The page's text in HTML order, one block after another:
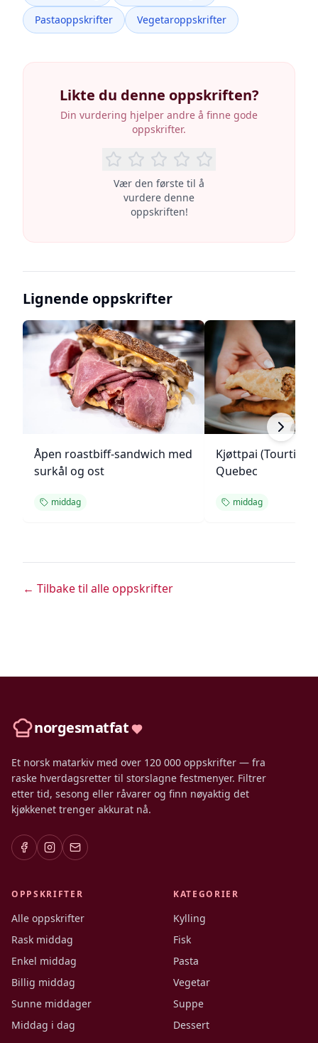
Pastaoppskrifter
Vegetaroppskrifter
Likte du denne oppskriften?
Din vurdering hjelper andre å finne gode
oppskrifter.
Vær den første til å
vurdere denne
oppskriften!
Lignende oppskrifter
Åpen roastbiff-sandwich med
surkål og ost
middag
Kjøttpai
Quebec
middag
← Tilbake til alle oppskrifter
norgesmatfat
Et norsk matarkiv med over 120 000 oppskrifter — fra
raske hverdagsretter til storslagne festmenyer. Filtrer
etter tid, sesong eller råvarer og finn nøyaktig det
kjøkkenet trenger akkurat nå.
OPPSKRIFTER
Alle oppskrifter
Rask middag
Enkel middag
Billig middag
Sunne middager
Middag i dag
KATEGORIER
Kylling
Fisk
Pasta
Vegetar
Suppe
Dessert